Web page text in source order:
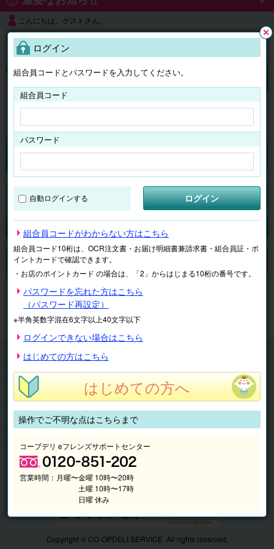
こんにちは、ゲストさん。
よくある質問
ログイン
チケット マイページ
検索
申し訳ございません。 現在、該当商品は、お取扱いしておりません。
マイページ 注文履歴
抽選結果
請求内容
チケット
くらしのサービス
このサイトの使い方
マイページ
Copyright © CO-OPDELI SERVICE. All rights reserved.
ログイン
組合員コードとパスワードを入力してください。
組合員コード
パスワード
自動ログインする ログイン
組合員コードがわからない方はこちら
組合員コード10桁は、OCR注文書・お届け明細書兼請求書・組合員証・ポ
イントカードで確認できます。
・お店のポイントカード の場合は、「2」からはじまる10桁の番号です。
パスワードを忘れた方はこちら
（パスワード再設定）
※半角英数字混在6文字以上40文字以下
ログインできない場合はこちら
はじめての方はこちら
はじめての方へ
操作でご不明な点はこちらまで
コープデリ eフレンズサポートセンター
営業時間： 月曜〜金曜 10時〜20時
土曜 10時〜17時
日曜 休み